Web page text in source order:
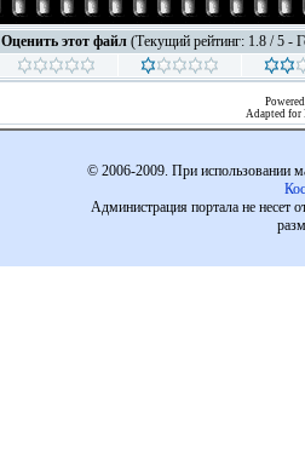
Оценить этот файл (Текущий рейтинг: 1.8 / 5 -
Adapted for
© 2006-2009. При использовании
Администрация портала не несет